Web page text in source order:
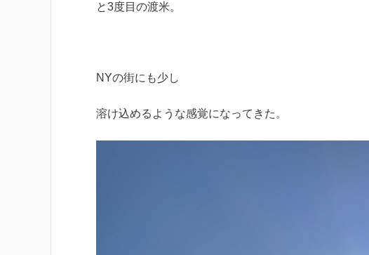
と3度目の渡米。
NYの街にも少し
溶け込めるような感覚になってきた。